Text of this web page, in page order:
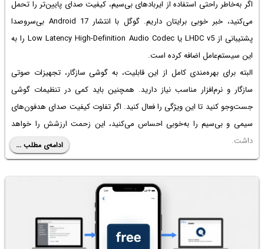
اگر به‌خاطر راحتی استفاده از ایربادهای بی‌سیم، کیفیت صدای پایین‌تر را تحمل
می‌کنید، خبر خوبی برایتان داریم. گوگل با انتشار Android 17 بی‌سروصدا
پشتیبانی از LHDC v5 یا Low Latency High-Definition Audio Codec را به
این سیستم‌عامل اضافه کرده است.
البته برای بهره‌مندی کامل از این قابلیت، به گوشی سازگار، تجهیزات صوتی
سازگار و نرم‌افزار مناسب نیاز دارید. همچنین باید کمی در تنظیمات گوشی
جست‌وجو کنید تا این ویژگی را فعال کنید. اگر تفاوت کیفیت صدای هدفون‌های
سیمی و بی‌سیم را به‌خوبی احساس می‌کنید، این زحمت ارزشش را خواهد
داشت.
ادامه‌ی مطلب ...